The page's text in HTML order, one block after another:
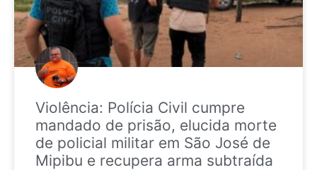
Violência: Polícia Civil cumpre
mandado de prisão, elucida morte
de policial militar em São José de
Mipibu e recupera arma subtraída